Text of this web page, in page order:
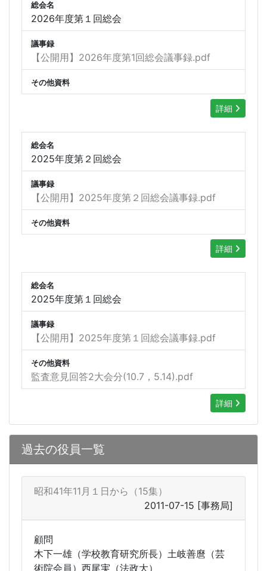
総会名
2026年度第１回総会
議事録
【公開用】2026年度第1回総会議事録.pdf
その他資料
詳細
総会名
2025年度第２回総会
議事録
【公開用】2025年度第２回総会議事録.pdf
その他資料
詳細
総会名
2025年度第１回総会
議事録
【公開用】2025年度第１回総会議事録.pdf
その他資料
監査意見回答2大会分(10.7，5.14).pdf
詳細
過去の役員一覧
昭和41年11月１日から（15集）
2011-07-15 [事務局]
顧問
木下一雄（学校教育研究所長）土岐善麿（芸
術院会員）西尾実（法政大）